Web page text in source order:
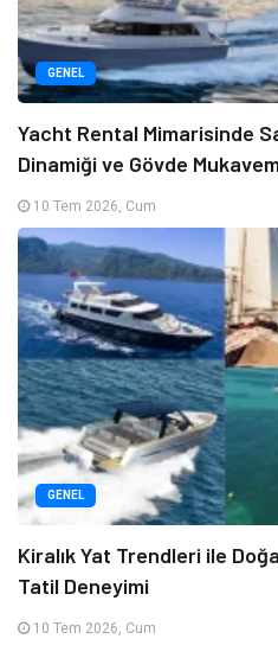
GENEL
Yacht Rental Mimarisinde
Dinamiği ve Gövde
10 Tem 2026, Cum
GENEL
Kiralık Yat Trendleri ile
Tatil Deneyimi
10 Tem 2026, Cum